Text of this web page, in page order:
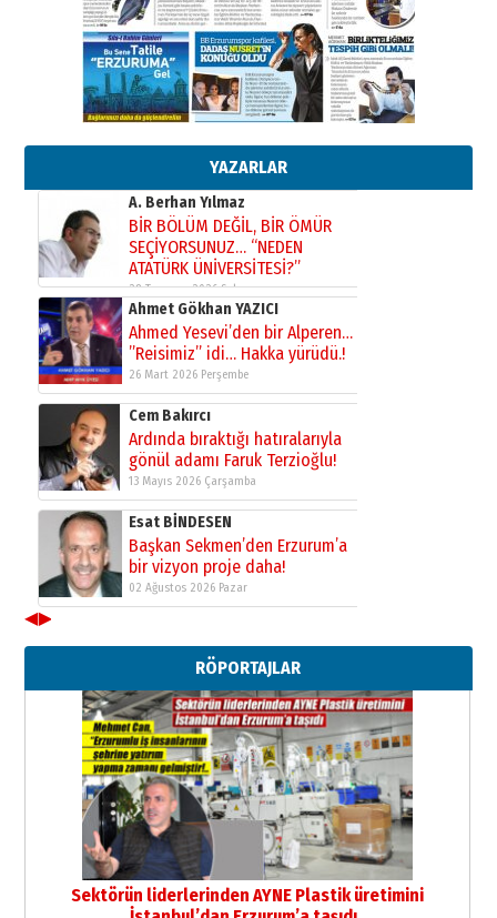
YAZARLAR
Murat Şahsuvaroğlu ERKON’da
çıtayı yukarı taşırken,
yönetimdekiler aşağı
çekmemeli!
17 Şubat 2026 SalıOrhan BOZKURT
Bir fotoğraf, bir şehir, bir
gazeteci… Dizginler kimin
A. Berhan Yılmaz
BİR BÖLÜM DEĞİL, BİR ÖMÜR
SEÇİYORSUNUZ… “NEDEN
ATATÜRK ÜNİVERSİTESİ?”
28 Temmuz 2026 Salı
Ahmet Gökhan YAZICI
Ahmed Yesevi’den bir Alperen…
”Reisimiz” idi… Hakka yürüdü.!
26 Mart 2026 Perşembe
Cem Bakırcı
Ardında bıraktığı hatıralarıyla
gönül adamı Faruk Terzioğlu!
13 Mayıs 2026 Çarşamba
Esat BİNDESEN
Başkan Sekmen’den Erzurum’a
bir vizyon proje daha!
02 Ağustos 2026 Pazar
Erzurumspor’un köşe taşları
29 Haziran 2026 Pazartesi
Kenan GÜLERCİ
Murat Şahsuvaroğlu ERKON’da
çıtayı yukarı taşırken,
yönetimdekiler aşağı
çekmemeli!
17 Şubat 2026 SalıOrhan BOZKURT
Bir fotoğraf, bir şehir, bir
gazeteci… Dizginler kimin
elinde?
◀▶
RÖPORTAJLAR
Sektörün liderlerinden AYNE Plastik üretimini